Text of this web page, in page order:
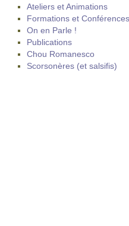
Ateliers et Animations
Formations et Conférences
On en Parle !
Publications
Chou Romanesco
Scorsonères (et salsifis)